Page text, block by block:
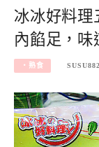
冰冰好料理
內餡足，
‧熟食